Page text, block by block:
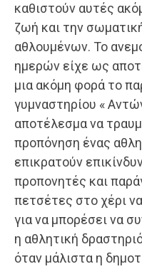
καθιστούν αυτές
ζωή και την
αθλουμένων. Το
ημερών είχε ως
μια ακόμη φορά το
γυμναστηρίου «
αποτέλεσμα να
προπόνηση ένας
επικρατούν
προπονητές και
πετσέτες στο χέρι
για να μπορέσει να
η αθλητική
όταν μάλιστα η